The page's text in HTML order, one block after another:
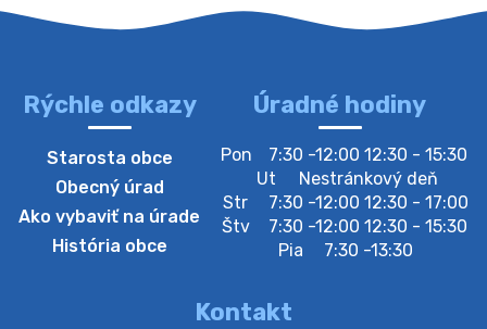
4. augusta 2026 10:05
Zberný dvor-Gyűjtőudvar
Oznamujeme obyvateľom, že v stredu 05. augusta
bude zberný dvor zatvorený. Értesítjük a lakosokat,
hogy szerdán augusztus 05-én a gyűjtőudvar zárva
lesz https://ciernybrod.sk?p=214…
Rýchle odkazy
Starosta obce
Obecný úrad
Ako vybaviť na úrade
História obce
Úradné hodiny
Pon
7:30 -12:00 12:30 - 15:30
Ut
Nestránkový deň
Str
7:30 -12:00 12:30 - 17:00
Štv
7:30 -12:00 12:30 - 15:30
Pia
7:30 -13:30
Kontakt